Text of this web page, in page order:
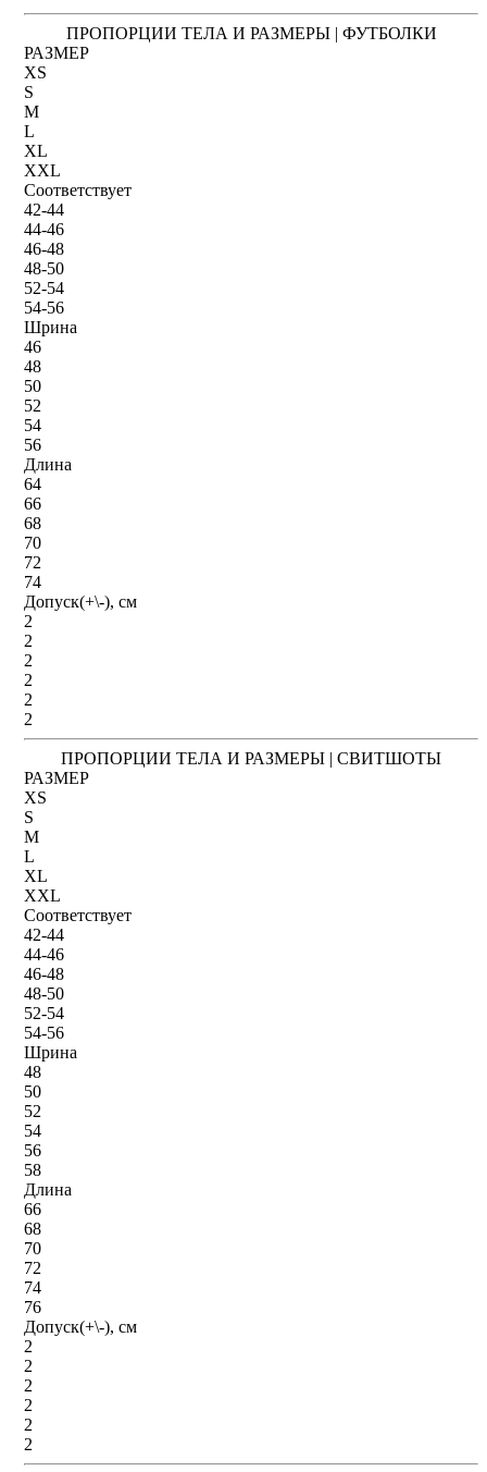
ПРОПОРЦИИ ТЕЛА И РАЗМЕРЫ | ФУТБОЛКИ
РАЗМЕР
XS
S
M
L
XL
XXL
Соответствует
42-44
44-46
46-48
48-50
52-54
54-56
Шрина
46
48
50
52
54
56
Длина
64
66
68
70
72
74
Допуск(+\-), см
2
2
2
2
2
2
ПРОПОРЦИИ ТЕЛА И РАЗМЕРЫ | СВИТШОТЫ
РАЗМЕР
XS
S
M
L
XL
XXL
Соответствует
42-44
44-46
46-48
48-50
52-54
54-56
Шрина
48
50
52
54
56
58
Длина
66
68
70
72
74
76
Допуск(+\-), см
2
2
2
2
2
2